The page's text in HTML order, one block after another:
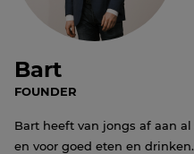
Bart
FOUNDER
Bart heeft van jongs af aan
en voor goed eten en